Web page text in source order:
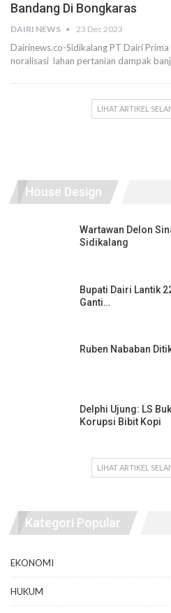
Bandang Di Bongkaras
DAIRI NEWS 23 Dec 2023
Dairinews.co-Sidikalang PT Dairi
noralisasi lahan pertanian dampak
LIHAT ARTIKEL
House Design
Wartawan Delon
Sidikalang
Bupati Dairi Lantik
Ganti…
Ruben Nababan
Delphi Ujung: LS
Korupsi Bibit Kopi
LIHAT ARTIKEL
Kategori Popular
EKONOMI
HUKUM